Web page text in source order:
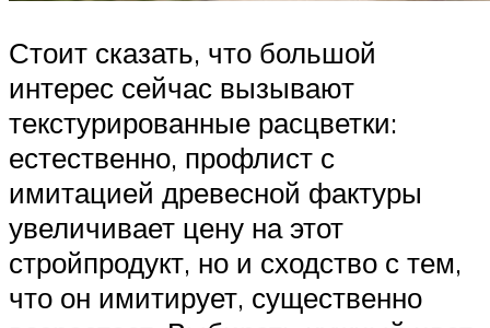
Стоит сказать, что большой
интерес сейчас вызывают
текстурированные расцветки:
естественно, профлист с
имитацией древесной фактуры
увеличивает цену на этот
стройпродукт, но и сходство с тем,
что он имитирует, существенно